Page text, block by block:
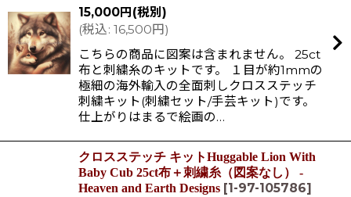
15,000円 (税別)
(税込: 16,500円 )
こちらの商品に図案は含まれません。 25ct
布と刺繍糸のキットです。 １目が約1mmの
極細の海外輸入の全面刺しクロスステッチ
刺繍キット(刺繍セット/手芸キット)です。
仕上がりはまるで絵画の…
クロスステッチ キットHuggable Lion With
Baby Cub 25ct布＋刺繍糸（図案なし） -
Heaven and Earth Designs [1-97-105786]